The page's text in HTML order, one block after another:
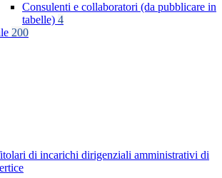
Consulenti e collaboratori (da pubblicare in
tabelle) 4
200
di incarichi dirigenziali amministrativi di